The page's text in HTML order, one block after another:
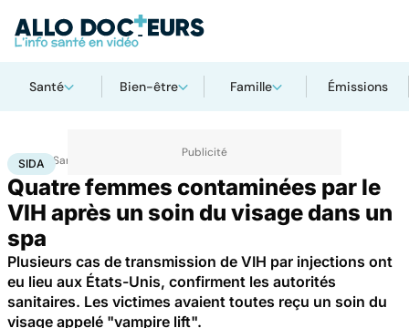
Santé Bien-être Famille Émissions
AccueilSanté Maladies infectieuses
SIDA
Quatre femmes contaminées par le
VIH après un soin du visage dans un
spa
Plusieurs cas de transmission de VIH par injections ont
eu lieu aux États-Unis, confirment les autorités
sanitaires. Les victimes avaient toutes reçu un soin du
visage appelé "vampire lift".